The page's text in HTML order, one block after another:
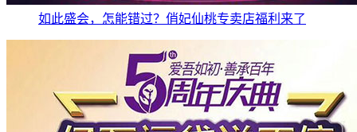
如此盛会，怎能错过？俏妃仙桃专卖店福利来了